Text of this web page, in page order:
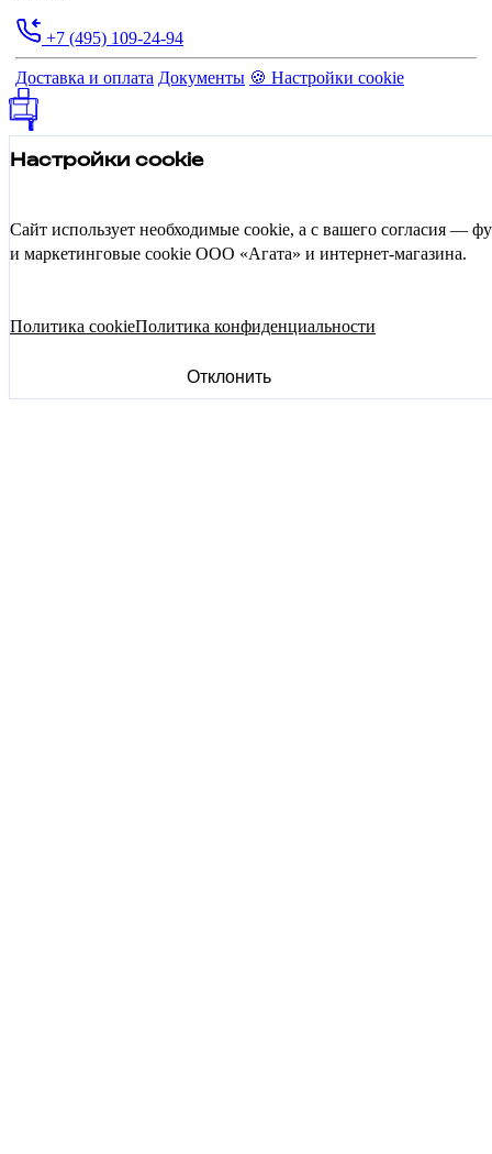
+7 (495) 109-24-94
Доставка и оплата Документы 🍪 Настройки cookie
Настройки cookie
Сайт использует необходимые cookie, а с вашего согласия —
и маркетинговые cookie ООО «Агата» и интернет-магазина.
Политика cookieПолитика конфиденциальности
Отклонить